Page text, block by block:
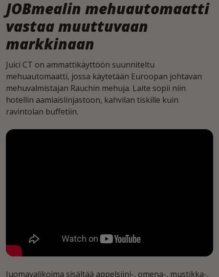
JOBmealin mehuautomaatti
vastaa muuttuvaan
markkinaan
Juici CT on ammattikäyttöön suunniteltu
mehuautomaatti, jossa käytetään Euroopan johtavan
mehuvalmistajan Rauchin mehuja. Laite sopii niin
hotellin aamiaislinjastoon, kahvilan tiskille kuin
ravintolan buffetiin.
Juomavalikoima sisältää appelsiini-, omena-, mustikka-,